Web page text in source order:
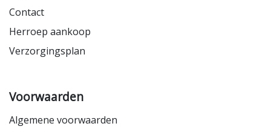
Contact
Herroep aankoop
Verzorgingsplan
Voorwaarden
Algemene voorwaarden